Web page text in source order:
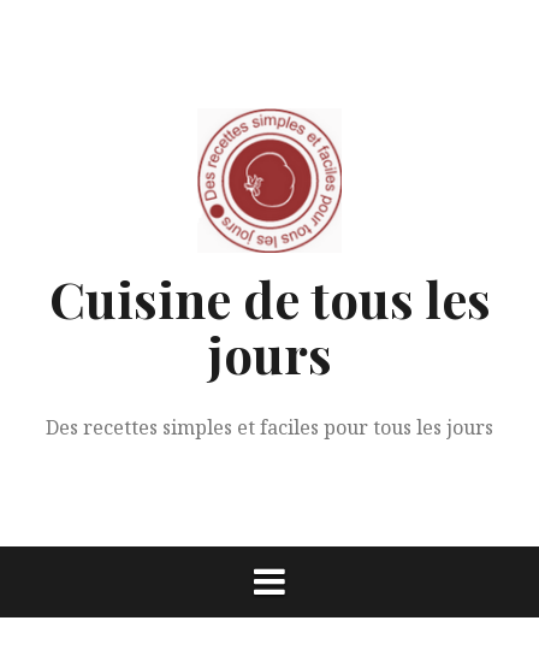
Cuisine de tous les
jours
Des recettes simples et faciles pour tous les jours